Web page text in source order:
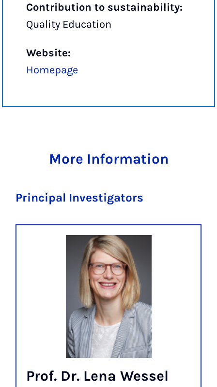
Contribution to sustainability:
Quality Education
Website:
Homepage
More Information
Principal Investigators
Prof. Dr. Lena Wessel